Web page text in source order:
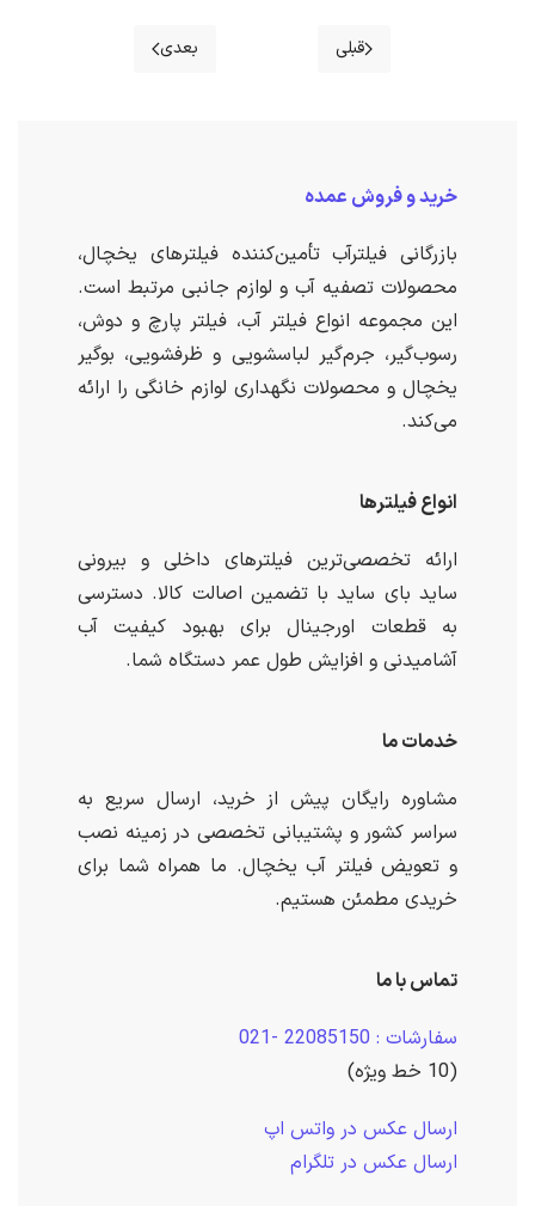
قبلی بعدی
خرید و فروش عمده
بازرگانی فیلترآب تأمین‌کننده فیلترهای یخچال،
محصولات تصفیه آب و لوازم جانبی مرتبط است.
این مجموعه انواع فیلتر آب، فیلتر پارچ و دوش،
رسوب‌گیر، جرم‌گیر لباسشویی و ظرفشویی، بوگیر
یخچال و محصولات نگهداری لوازم خانگی را ارائه
می‌کند.
انواع فیلترها
ارائه تخصصی‌ترین فیلترهای داخلی و بیرونی
ساید بای ساید با تضمین اصالت کالا. دسترسی
به قطعات اورجینال برای بهبود کیفیت آب
آشامیدنی و افزایش طول عمر دستگاه شما.
خدمات ما
مشاوره رایگان پیش از خرید، ارسال سریع به
سراسر کشور و پشتیبانی تخصصی در زمینه نصب
و تعویض فیلتر آب یخچال. ما همراه شما برای
خریدی مطمئن هستیم.
تماس با ما
سفارشات : 22085150 -021
(10 خط ویژه)
ارسال عکس در واتس اپ
ارسال عکس در تلگرام